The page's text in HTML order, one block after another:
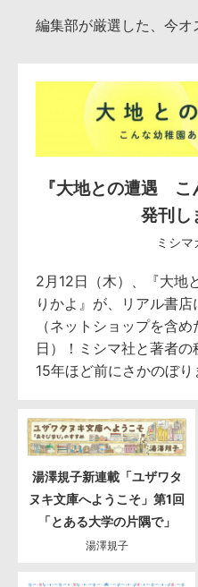
編集部が厳選した、今オ
『大地との遭遇 こ
発刊し
ミシマ
2月12日（木）、『大
りかよ』が、リアル書
（ネットショップを含
日）！ミシマ社と著者の
15年ほど前にさかのぼり
湯澤規子新連載「ユザワタ
ヌキ文庫へようこそ」第1回
「とある大学の片隅で」
湯澤規子